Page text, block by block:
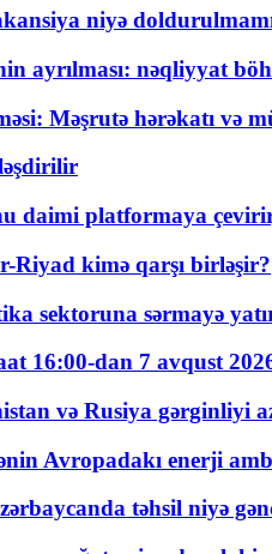
niyə
ayrılması: nəqliyyat
Məşrutə hərəkatı və
daimi platformaya
kimə qarşı birləşir?
sektoruna sərmayə
16:00-dan 7 avqust
və Rusiya gərginliyi
Avropadakı enerji
təhsil niyə